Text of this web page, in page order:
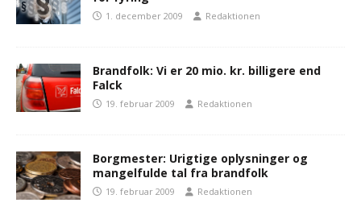
1. december 2009 Redaktionen
Brandfolk: Vi er 20 mio. kr. billigere end
Falck
19. februar 2009 Redaktionen
Borgmester: Urigtige oplysninger og
mangelfulde tal fra brandfolk
19. februar 2009 Redaktionen